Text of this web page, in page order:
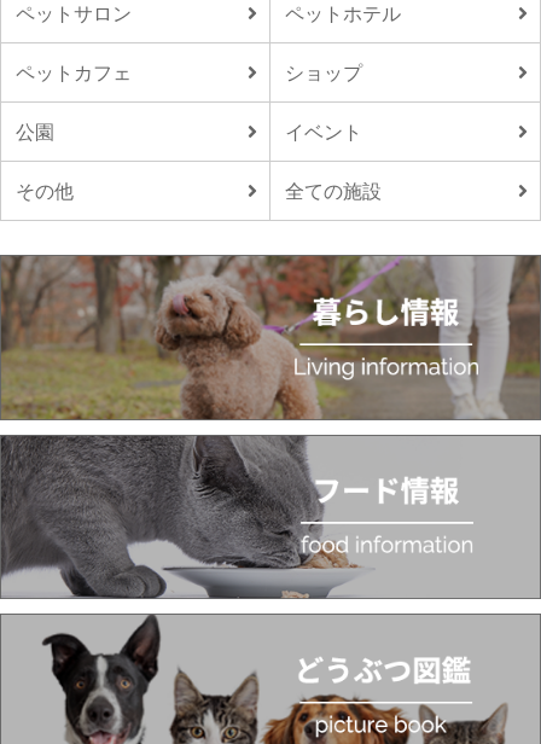
ペットサロン ペットホテル
ペットカフェ ショップ
公園 イベント
その他 全ての施設